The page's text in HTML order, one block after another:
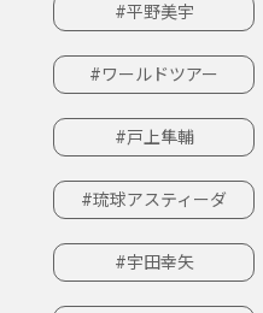
#平野美宇
#ワールドツアー
#戸上隼輔
#琉球アスティーダ
#宇田幸矢